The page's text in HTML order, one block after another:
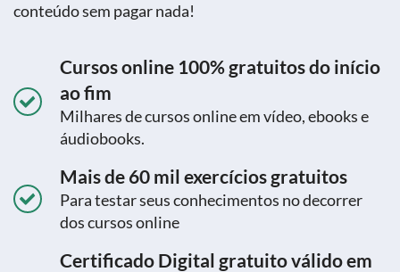
conteúdo sem pagar nada!
Cursos online 100% gratuitos do início
ao fim
Milhares de cursos online em vídeo, ebooks e
áudiobooks.
Mais de 60 mil exercícios gratuitos
Para testar seus conhecimentos no decorrer
dos cursos online
Certificado Digital gratuito válido em